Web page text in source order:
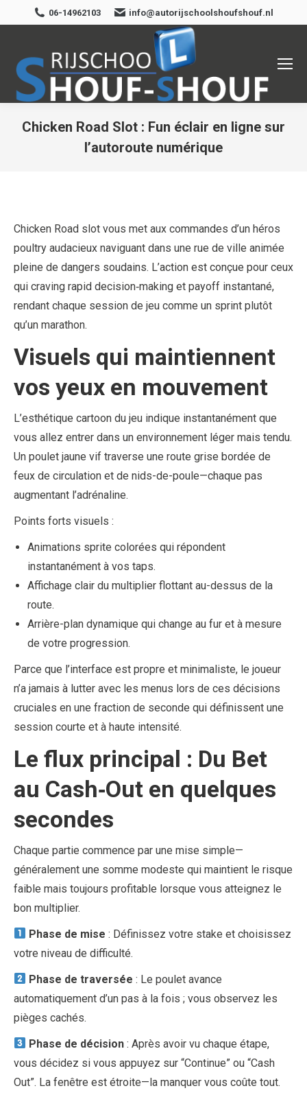
06-14962103 info@autorijschoolshoufshouf.nl
Chicken Road Slot : Fun éclair en ligne sur
l’autoroute numérique
Chicken Road slot vous met aux commandes d’un héros
poultry audacieux naviguant dans une rue de ville animée
pleine de dangers soudains. L’action est conçue pour ceux
qui craving rapid decision‑making et payoff instantané,
rendant chaque session de jeu comme un sprint plutôt
qu’un marathon.
Visuels qui maintiennent
vos yeux en mouvement
L’esthétique cartoon du jeu indique instantanément que
vous allez entrer dans un environnement léger mais tendu.
Un poulet jaune vif traverse une route grise bordée de
feux de circulation et de nids-de-poule—chaque pas
augmentant l’adrénaline.
Points forts visuels :
Animations sprite colorées qui répondent
instantanément à vos taps.
Affichage clair du multiplier flottant au-dessus de la
route.
Arrière-plan dynamique qui change au fur et à mesure
de votre progression.
Parce que l’interface est propre et minimaliste, le joueur
n’a jamais à lutter avec les menus lors de ces décisions
cruciales en une fraction de seconde qui définissent une
session courte et à haute intensité.
Le flux principal : Du Bet
au Cash‑Out en quelques
secondes
Chaque partie commence par une mise simple—
généralement une somme modeste qui maintient le risque
faible mais toujours profitable lorsque vous atteignez le
bon multiplier.
Phase de mise : Définissez votre stake et choisissez
votre niveau de difficulté.
Phase de traversée : Le poulet avance
automatiquement d’un pas à la fois ; vous observez les
pièges cachés.
Phase de décision : Après avoir vu chaque étape,
vous décidez si vous appuyez sur “Continue” ou “Cash
Out”. La fenêtre est étroite—la manquer vous coûte tout.